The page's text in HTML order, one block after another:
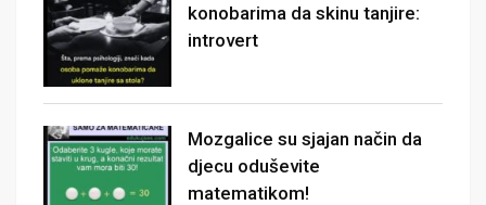
konobarima da skinu tanjire:
introvert
Mozgalice su sjajan način da
djecu oduševite
matematikom!